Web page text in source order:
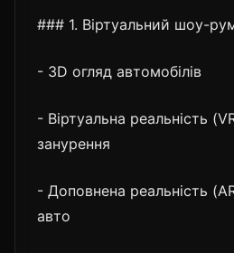
### 1. Віртуальний шоу-
- 3D огляд автомобілів
- Віртуальна реальність
занурення
- Доповнена реальність
авто